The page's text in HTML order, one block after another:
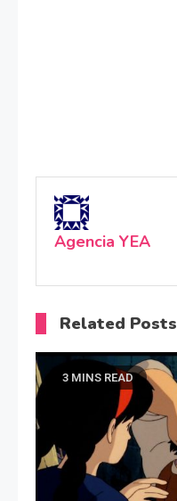
Agencia YEA
Related Posts
3 MINS READ